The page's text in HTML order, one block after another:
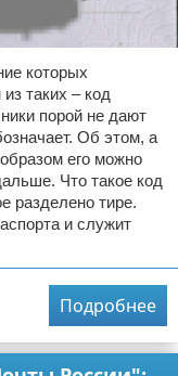
которых
таких – код
порой не дают
Об этом, а
его можно
Что такое код
разделено тире.
и служит
Подробнее